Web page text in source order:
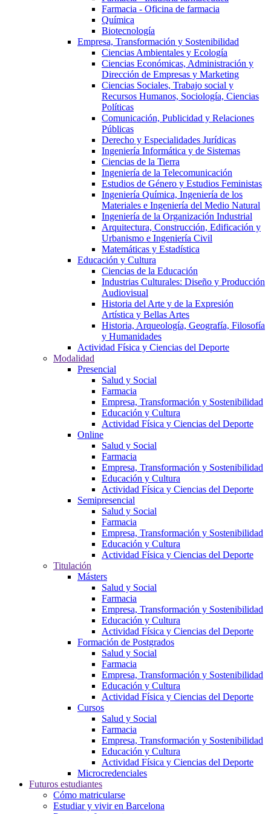
Farmacia - Oficina de farmacia
Química
Biotecnología
Empresa, Transformación y Sostenibilidad
Ciencias Ambientales y Ecología
Ciencias Económicas, Administración y
Dirección de Empresas y Marketing
Ciencias Sociales, Trabajo social y
Recursos Humanos, Sociología, Ciencias
Políticas
Comunicación, Publicidad y Relaciones
Públicas
Derecho y Especialidades Jurídicas
Ingeniería Informática y de Sistemas
Ciencias de la Tierra
Ingeniería de la Telecomunicación
Estudios de Género y Estudios Feministas
Ingeniería Química, Ingeniería de los
Materiales e Ingeniería del Medio Natural
Ingeniería de la Organización Industrial
Arquitectura, Construcción, Edificación y
Urbanismo e Ingeniería Civil
Matemáticas y Estadística
Educación y Cultura
Ciencias de la Educación
Industrias Culturales: Diseño y Producción
Audiovisual
Historia del Arte y de la Expresión
Artística y Bellas Artes
Historia, Arqueología, Geografía, Filosofía
y Humanidades
Actividad Física y Ciencias del Deporte
Modalidad
Presencial
Salud y Social
Farmacia
Empresa, Transformación y Sostenibilidad
Educación y Cultura
Actividad Física y Ciencias del Deporte
Online
Salud y Social
Farmacia
Empresa, Transformación y Sostenibilidad
Educación y Cultura
Actividad Física y Ciencias del Deporte
Semipresencial
Salud y Social
Farmacia
Empresa, Transformación y Sostenibilidad
Educación y Cultura
Actividad Física y Ciencias del Deporte
Titulación
Másters
Salud y Social
Farmacia
Empresa, Transformación y Sostenibilidad
Educación y Cultura
Actividad Física y Ciencias del Deporte
Formación de Postgrados
Salud y Social
Farmacia
Empresa, Transformación y Sostenibilidad
Educación y Cultura
Actividad Física y Ciencias del Deporte
Cursos
Salud y Social
Farmacia
Empresa, Transformación y Sostenibilidad
Educación y Cultura
Actividad Física y Ciencias del Deporte
Microcredenciales
Futuros estudiantes
Cómo matricularse
Estudiar y vivir en Barcelona